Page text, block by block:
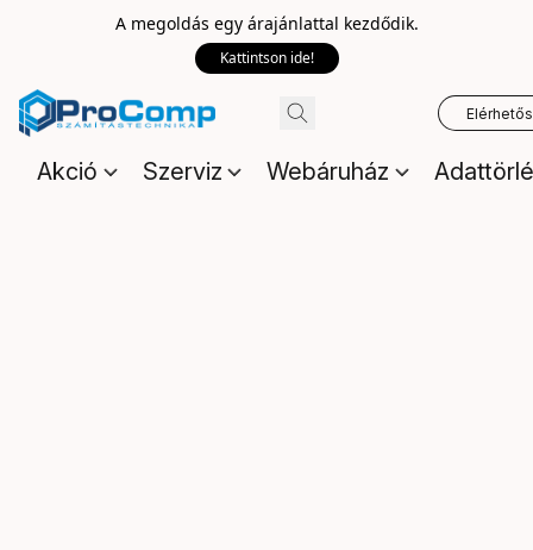
A megoldás egy árajánlattal kezdődik.
Kattintson ide!
Akció Szerviz Webáruház